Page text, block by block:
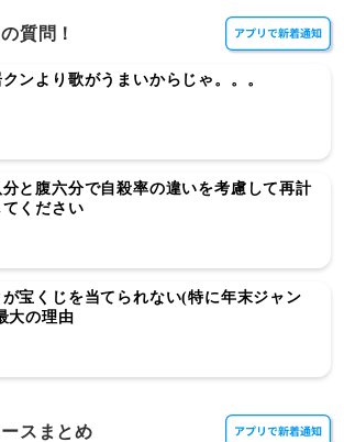
質問！
ンより歌がうまいからじゃ。。。
分と腹六分で自殺率の違いを考慮して再計
ください
宝くじを当てられない(特に年末ジャン
大の理由
スまとめ